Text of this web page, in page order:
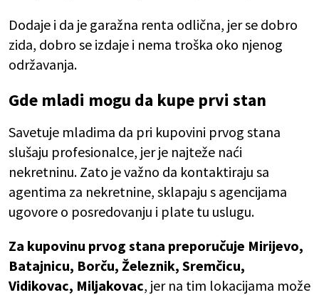
Dodaje i da je garažna renta odlična, jer se dobro
zida, dobro se izdaje i nema troška oko njenog
održavanja.
Gde mladi mogu da kupe prvi stan
Savetuje mladima da pri kupovini prvog stana
slušaju profesionalce, jer je najteže naći
nekretninu. Zato je važno da kontaktiraju sa
agentima za nekretnine, sklapaju s agencijama
ugovore o posredovanju i plate tu uslugu.
Za kupovinu prvog stana preporučuje Mirijevo,
Batajnicu, Borču, Železnik, Sremčicu,
Vidikovac, Miljakovac, jer na tim lokacijama može